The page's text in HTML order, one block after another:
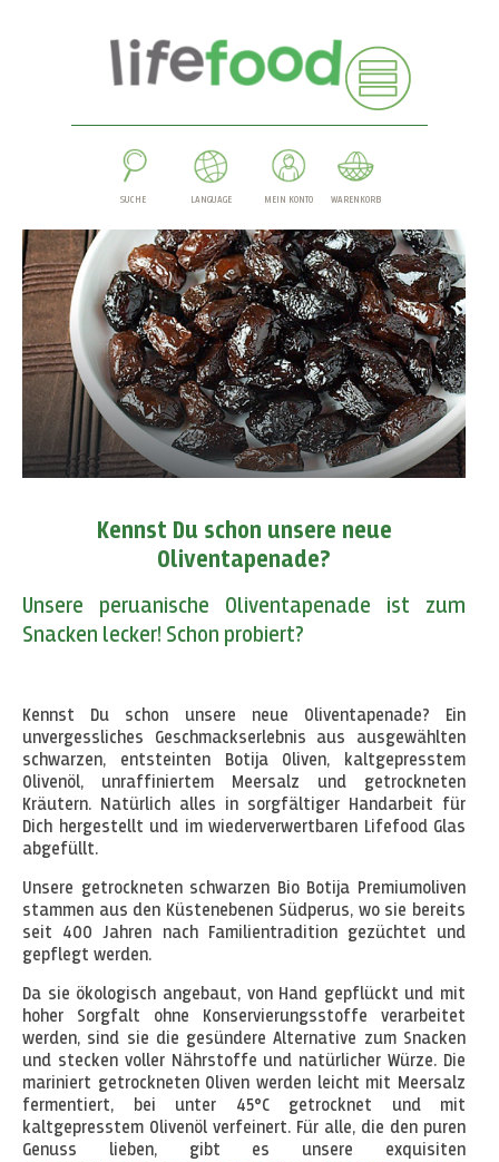
SUCHE LANGUAGE MEIN KONTO WARENKORB
Kennst Du schon unsere neue
Oliventapenade?
Unsere peruanische Oliventapenade ist zum
Snacken lecker! Schon probiert?
Kennst Du schon unsere neue Oliventapenade? Ein
unvergessliches Geschmackserlebnis aus ausgewählten
schwarzen, entsteinten Botija Oliven, kaltgepresstem
Olivenöl, unraffiniertem Meersalz und getrockneten
Kräutern. Natürlich alles in sorgfältiger Handarbeit für
Dich hergestellt und im wiederverwertbaren Lifefood Glas
abgefüllt.
Unsere getrockneten schwarzen Bio Botija Premiumoliven
stammen aus den Küstenebenen Südperus, wo sie bereits
seit 400 Jahren nach Familientradition gezüchtet und
gepflegt werden.
Da sie ökologisch angebaut, von Hand gepflückt und mit
hoher Sorgfalt ohne Konservierungsstoffe verarbeitet
werden, sind sie die gesündere Alternative zum Snacken
und stecken voller Nährstoffe und natürlicher Würze. Die
mariniert getrockneten Oliven werden leicht mit Meersalz
fermentiert, bei unter 45°C getrocknet und mit
kaltgepresstem Olivenöl verfeinert. Für alle, die den puren
Genuss lieben, gibt es unsere exquisiten